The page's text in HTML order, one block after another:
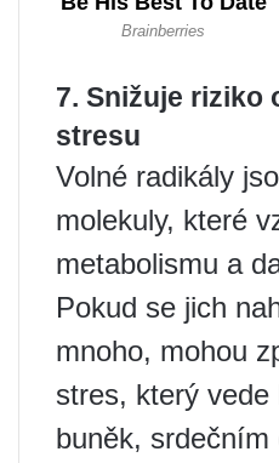
7. Snižuje riziko
stresu
Volné radikály
molekuly, které
metabolismu a
Pokud se jich
mnoho, mohou
stres, který
buněk,